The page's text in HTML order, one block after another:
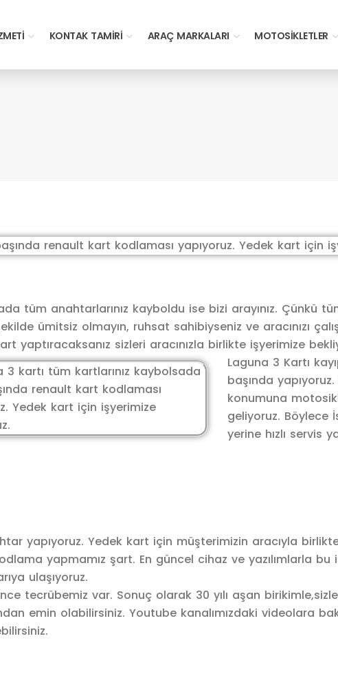
KONTAK TAMIRI ARAÇ MARKALARI MOTOSIKLETLER
tüm anahtarlarınız kayboldu ise bizi arayınız. Çünkü
ümitsiz olmayın, ruhsat sahibiyseniz ve aracınızı
yaptıracaksanız sizleri aracınızla birlikte işyerimize
Laguna 3 Kartı
başında yapıyoruz.
konumuna
geliyoruz. Böylece
yerine hızlı servis
yapıyoruz. Yedek kart için müşterimizin aracıyla
yapmamız şart. En güncel cihaz ve yazılımlarla bu
ulaşıyoruz.
tecrübemiz var. Sonuç olarak 30 yılı aşan
emin olabilirsiniz. Youtube kanalımızdaki videolara